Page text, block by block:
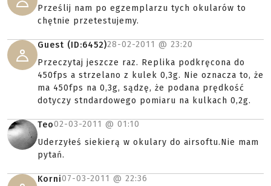
Prześlij nam po egzemplarzu tych okularów to
chętnie przetestujemy.
Guest (ID:6452)28-02-2011 @ 23:20
Przeczytaj jeszcze raz. Replika podkręcona do
450fps a strzelano z kulek 0,3g. Nie oznacza to, że
ma 450fps na 0,3g, sądzę, że podana prędkość
dotyczy stndardowego pomiaru na kulkach 0,2g.
Teo02-03-2011 @ 01:10
Uderzyłeś siekierą w okulary do airsoftu.Nie mam
pytań.
Korni07-03-2011 @ 22:36